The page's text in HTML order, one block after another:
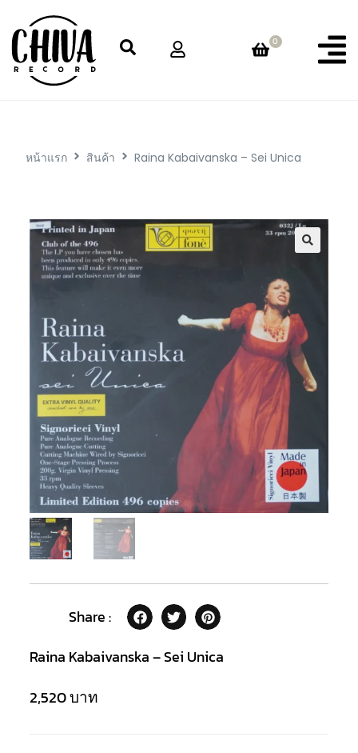
0
หน้าแรก สินค้า Raina Kabaivanska – Sei Unica
Share :
Raina Kabaivanska – Sei Unica
2,520บาท